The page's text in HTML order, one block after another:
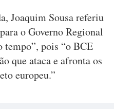
Joaquim Sousa referiu
o Governo Regional
tempo”, pois “o BCE
que ataca e afronta os
europeu.”